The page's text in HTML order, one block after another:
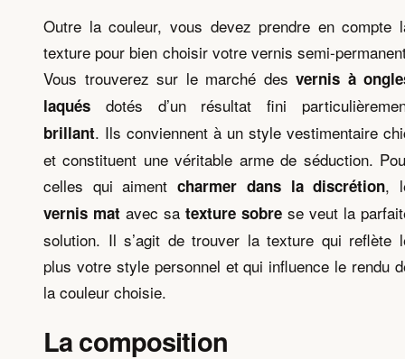
Outre la couleur, vous devez prendre en compte
texture pour bien choisir votre vernis semi-
Vous trouverez sur le marché des vernis à
laqués dotés d’un résultat fini
brillant. Ils conviennent à un style vestimentaire
et constituent une véritable arme de séduction.
celles qui aimentcharmer dans la discrétion,
vernis mat avec sa texture sobre se veut la
solution. Il s’agit de trouver la texture qui reflète
plus votre style personnel et qui influence le rendu
la couleur choisie.
La composition